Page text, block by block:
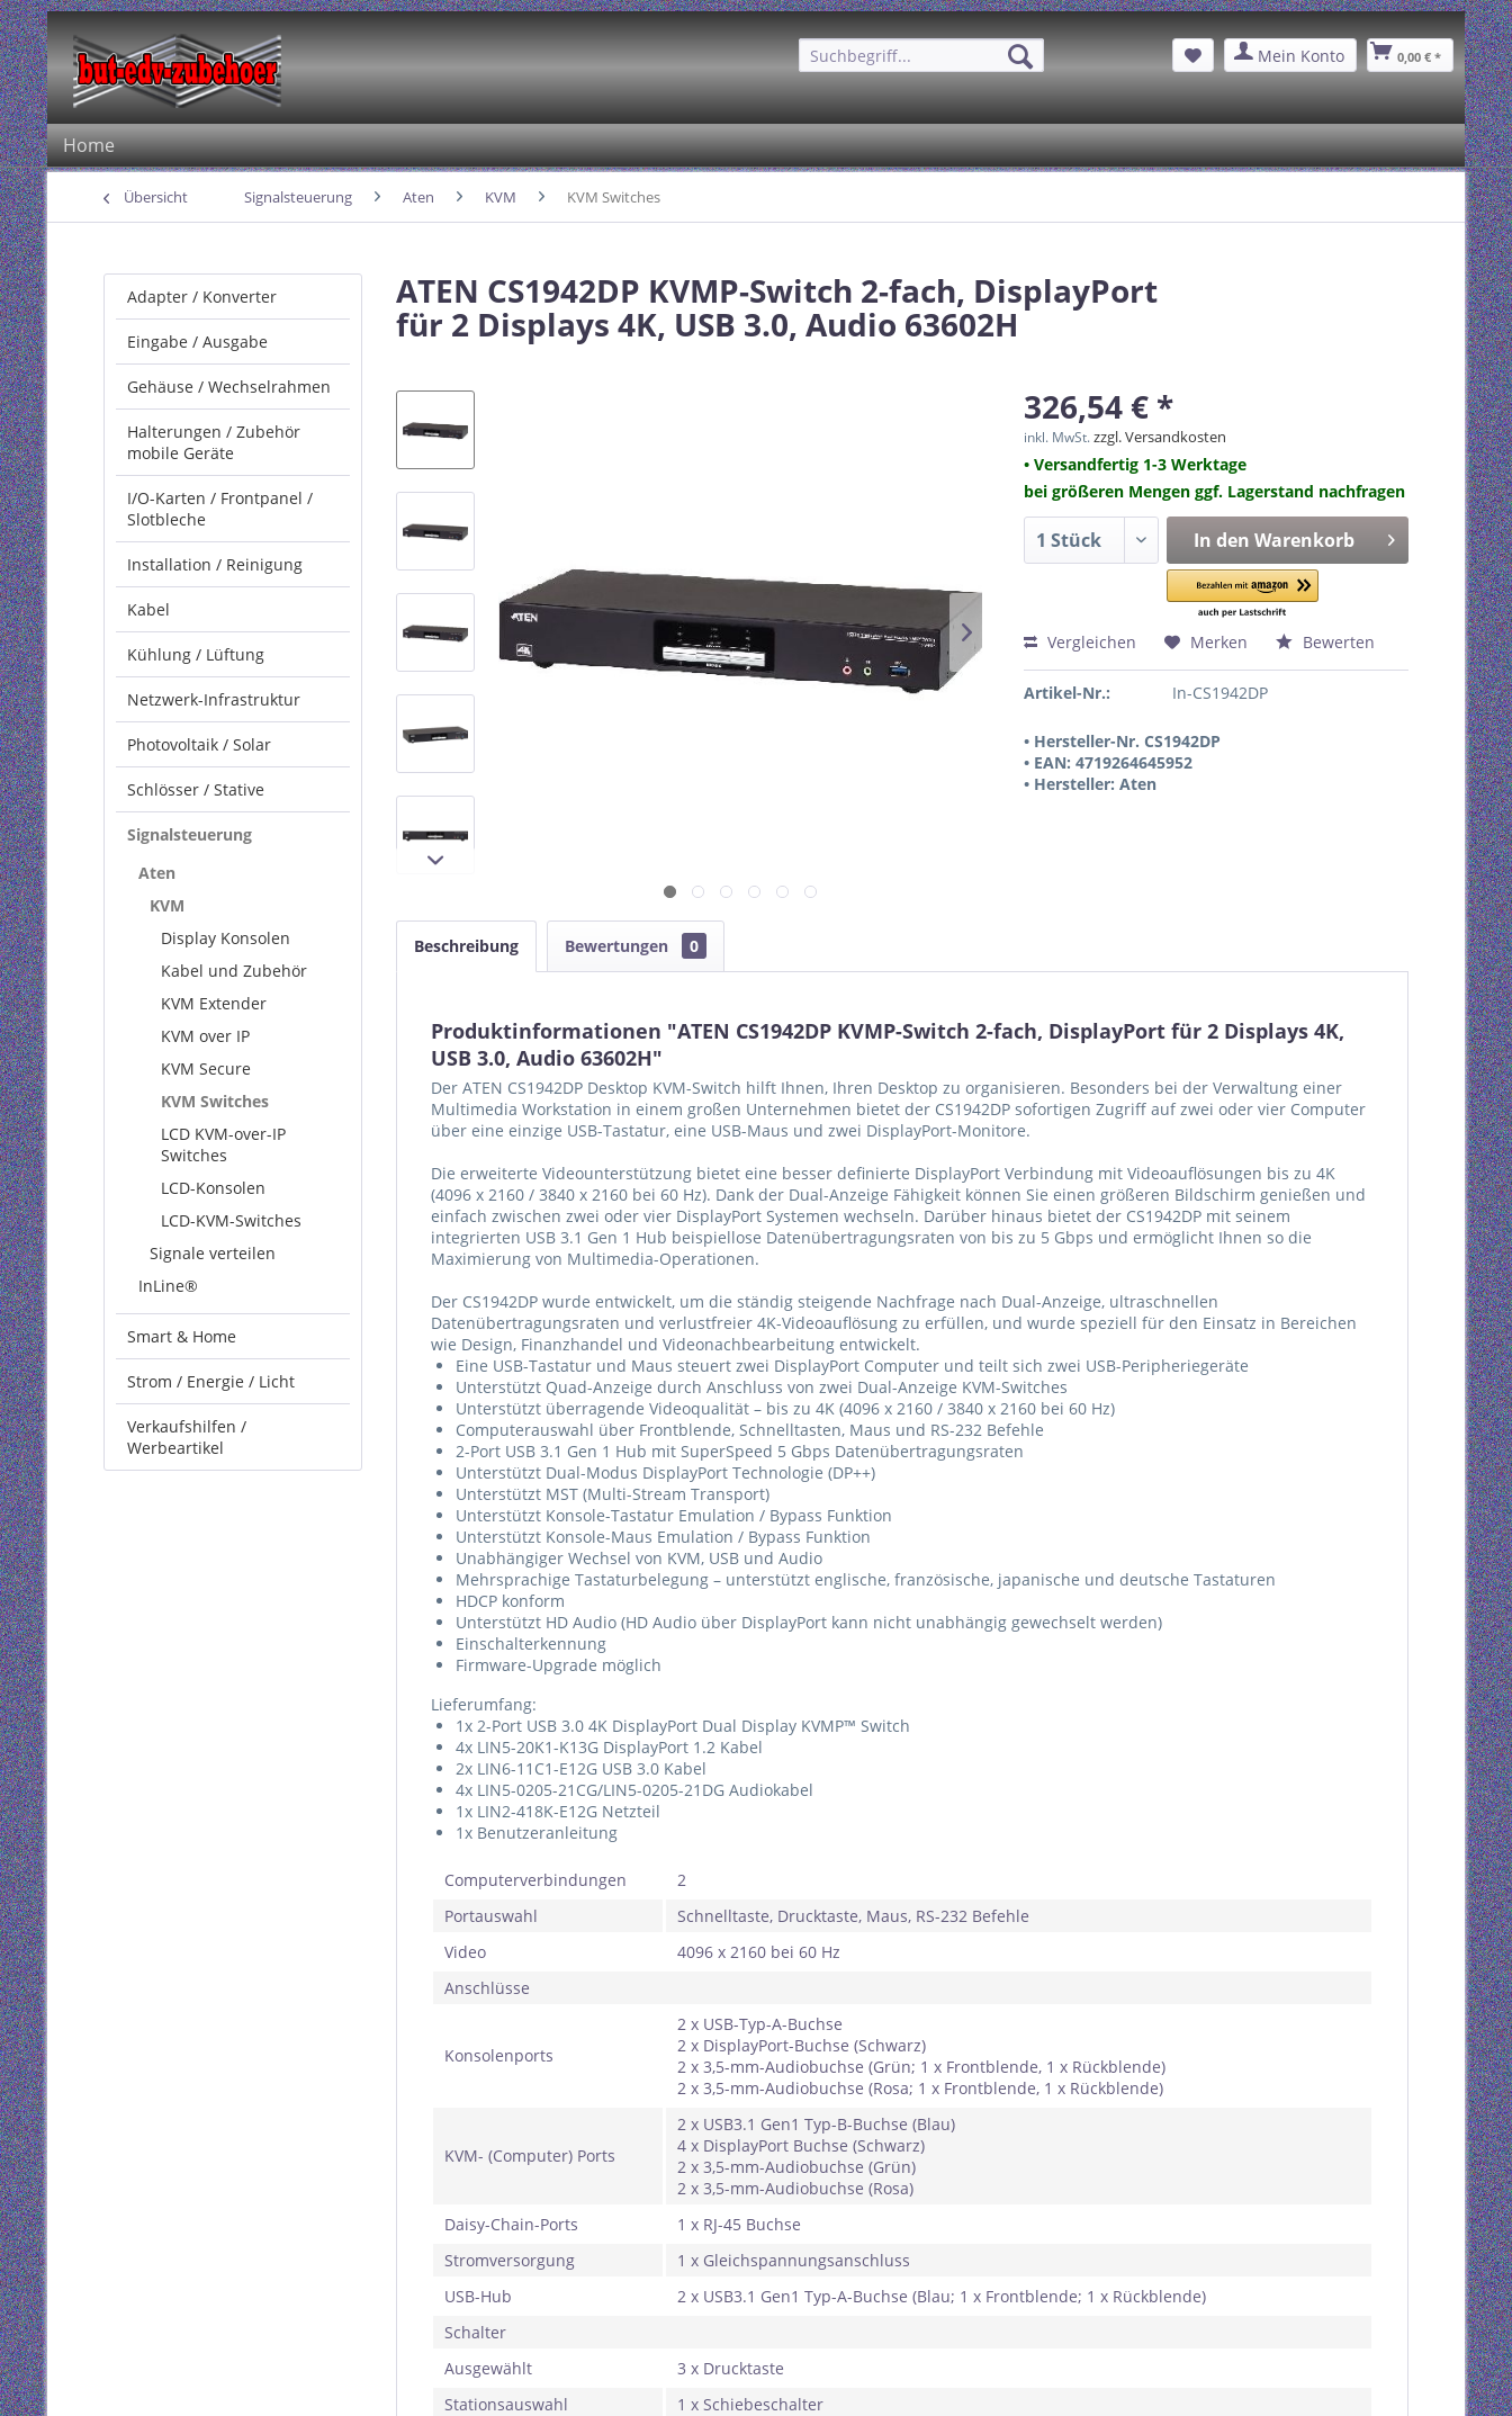
Mein Konto 0,00 € *
Home
Übersicht Signalsteuerung Aten KVM KVM Switches
Adapter / Konverter
Eingabe / Ausgabe
Gehäuse / Wechselrahmen
Halterungen / Zubehör
mobile Geräte
I/O-Karten / Frontpanel /
Slotbleche
Installation / Reinigung
Kabel
Kühlung / Lüftung
Netzwerk-Infrastruktur
Photovoltaik / Solar
Schlösser / Stative
Signalsteuerung
Aten
KVM
Display Konsolen
Kabel und Zubehör
KVM Extender
KVM over IP
KVM Secure
KVM Switches
LCD KVM-over-IP
Switches
LCD-Konsolen
LCD-KVM-Switches
Signale verteilen
InLine®
Smart & Home
Strom / Energie / Licht
Verkaufshilfen /
Werbeartikel
ATEN CS1942DP KVMP-Switch 2-fach, DisplayPort
für 2 Displays 4K, USB 3.0, Audio 63602H
326,54 € *
inkl. MwSt.zzgl. Versandkosten
• Versandfertig 1-3 Werktage
bei größeren Mengen ggf. Lagerstand nachfragen
In den Warenkorb
Vergleichen Merken Bewerten
Artikel-Nr.: In-CS1942DP
• Hersteller-Nr. CS1942DP
• EAN: 4719264645952
• Hersteller: Aten
Beschreibung Bewertungen 0
Produktinformationen "ATEN CS1942DP KVMP-Switch 2-fach, DisplayPort für 2 Displays 4K,
USB 3.0, Audio 63602H"
Der ATEN CS1942DP Desktop KVM-Switch hilft Ihnen, Ihren Desktop zu organisieren. Besonders bei der Verwaltung einer
Multimedia Workstation in einem großen Unternehmen bietet der CS1942DP sofortigen Zugriff auf zwei oder vier Computer
über eine einzige USB-Tastatur, eine USB-Maus und zwei DisplayPort-Monitore.
Die erweiterte Videounterstützung bietet eine besser definierte DisplayPort Verbindung mit Videoauflösungen bis zu 4K
(4096 x 2160 / 3840 x 2160 bei 60 Hz). Dank der Dual-Anzeige Fähigkeit können Sie einen größeren Bildschirm genießen und
einfach zwischen zwei oder vier DisplayPort Systemen wechseln. Darüber hinaus bietet der CS1942DP mit seinem
integrierten USB 3.1 Gen 1 Hub beispiellose Datenübertragungsraten von bis zu 5 Gbps und ermöglicht Ihnen so die
Maximierung von Multimedia-Operationen.
Der CS1942DP wurde entwickelt, um die ständig steigende Nachfrage nach Dual-Anzeige, ultraschnellen
Datenübertragungsraten und verlustfreier 4K-Videoauflösung zu erfüllen, und wurde speziell für den Einsatz in Bereichen
wie Design, Finanzhandel und Videonachbearbeitung entwickelt.
Eine USB-Tastatur und Maus steuert zwei DisplayPort Computer und teilt sich zwei USB-Peripheriegeräte
Unterstützt Quad-Anzeige durch Anschluss von zwei Dual-Anzeige KVM-Switches
Unterstützt überragende Videoqualität – bis zu 4K (4096 x 2160 / 3840 x 2160 bei 60 Hz)
Computerauswahl über Frontblende, Schnelltasten, Maus und RS-232 Befehle
2-Port USB 3.1 Gen 1 Hub mit SuperSpeed 5 Gbps Datenübertragungsraten
Unterstützt Dual-Modus DisplayPort Technologie (DP++)
Unterstützt MST (Multi-Stream Transport)
Unterstützt Konsole-Tastatur Emulation / Bypass Funktion
Unterstützt Konsole-Maus Emulation / Bypass Funktion
Unabhängiger Wechsel von KVM, USB und Audio
Mehrsprachige Tastaturbelegung – unterstützt englische, französische, japanische und deutsche Tastaturen
HDCP konform
Unterstützt HD Audio (HD Audio über DisplayPort kann nicht unabhängig gewechselt werden)
Einschalterkennung
Firmware-Upgrade möglich
Lieferumfang:
1x 2-Port USB 3.0 4K DisplayPort Dual Display KVMP™ Switch
4x LIN5-20K1-K13G DisplayPort 1.2 Kabel
2x LIN6-11C1-E12G USB 3.0 Kabel
4x LIN5-0205-21CG/LIN5-0205-21DG Audiokabel
1x LIN2-418K-E12G Netzteil
1x Benutzeranleitung
Computerverbindungen
2
Portauswahl
Schnelltaste, Drucktaste, Maus, RS-232 Befehle
Video
4096 x 2160 bei 60 Hz
Anschlüsse
Konsolenports
2 x USB-Typ-A-Buchse
2 x DisplayPort-Buchse (Schwarz)
2 x 3,5-mm-Audiobuchse (Grün; 1 x Frontblende, 1 x Rückblende)
2 x 3,5-mm-Audiobuchse (Rosa; 1 x Frontblende, 1 x Rückblende)
KVM- (Computer) Ports
2 x USB3.1 Gen1 Typ-B-Buchse (Blau)
4 x DisplayPort Buchse (Schwarz)
2 x 3,5-mm-Audiobuchse (Grün)
2 x 3,5-mm-Audiobuchse (Rosa)
Daisy-Chain-Ports
1 x RJ-45 Buchse
Stromversorgung
1 x Gleichspannungsanschluss
USB-Hub
2 x USB3.1 Gen1 Typ-A-Buchse (Blau; 1 x Frontblende; 1 x Rückblende)
Schalter
Ausgewählt
3 x Drucktaste
Stationsauswahl
1 x Schiebeschalter